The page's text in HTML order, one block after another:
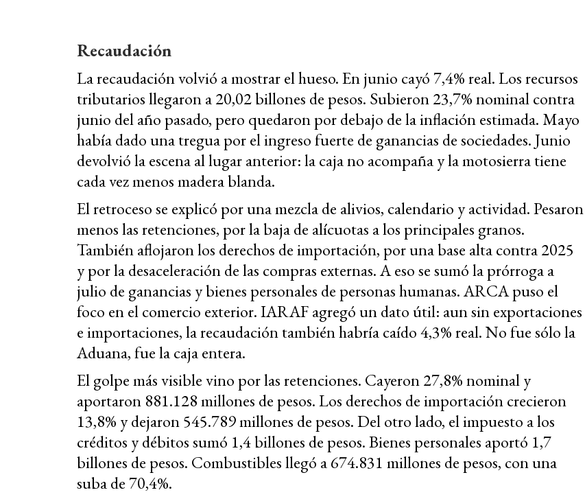
Recaudación
La recaudación volvió a mostrar el hueso. En junio cayó 7,4% real. Los recursos
tributarios llegaron a 20,02 billones de pesos. Subieron 23,7% nominal contra
junio del año pasado, pero quedaron por debajo de la inflación estimada. Mayo
había dado una tregua por el ingreso fuerte de ganancias de sociedades. Junio
devolvió la escena al lugar anterior: la caja no acompaña y la motosierra tiene
cada vez menos madera blanda.
El retroceso se explicó por una mezcla de alivios, calendario y actividad. Pesaron
menos las retenciones, por la baja de alícuotas a los principales granos.
También aflojaron los derechos de importación, por una base alta contra 2025
y por la desaceleración de las compras externas. A eso se sumó la prórroga a
julio de ganancias y bienes personales de personas humanas. ARCA puso el
foco en el comercio exterior. IARAF agregó un dato útil: aun sin exportaciones
e importaciones, la recaudación también habría caído 4,3% real. No fue sólo la
Aduana, fue la caja entera.
El golpe más visible vino por las retenciones. Cayeron 27,8% nominal y
aportaron 881.128 millones de pesos. Los derechos de importación crecieron
13,8% y dejaron 545.789 millones de pesos. Del otro lado, el impuesto a los
créditos y débitos sumó 1,4 billones de pesos. Bienes personales aportó 1,7
billones de pesos. Combustibles llegó a 674.831 millones de pesos, con una
suba de 70,4%.